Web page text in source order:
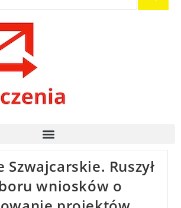
Szwajcarskie. Ruszył
wniosków o